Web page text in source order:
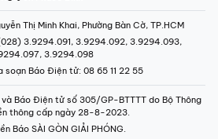
Thị Minh Khai, Phường Bàn Cờ, TP.HCM
3.9294.091, 3.9294.092, 3.9294.093,
3.9294.098
soạn Báo Điện tử: 08 65 11 22 55
Báo Điện tử số 305/GP-BTTTT do Bộ Thông
thông cấp ngày 28-8-2023.
Báo SÀI GÒN GIẢI PHÓNG.